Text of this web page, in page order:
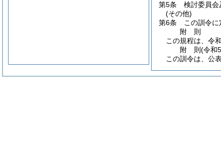
第5条
検討委員会
(その他)
第6条
この訓令
附 則
この規程は、令
附 則(令和
この訓令は、公